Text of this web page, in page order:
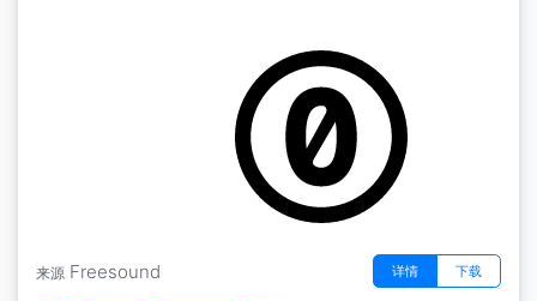
来源 Freesound 详情 下载